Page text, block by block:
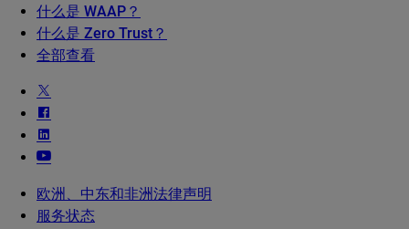
什么是 WAAP？
什么是 Zero Trust？
全部查看
欧洲、中东和非洲法律声明
服务状态